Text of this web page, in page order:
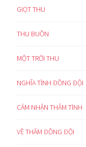
GIỌT THU
THU BUỒN
MỘT TRỜI THU
NGHĨA TÌNH ĐỒNG ĐỘI
CẢM NHẬN THÂM TÌNH
VỀ THĂM ĐỒNG ĐỘI